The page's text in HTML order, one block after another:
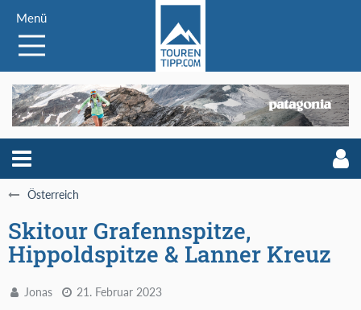
Menü
Österreich
Skitour Grafennspitze,
Hippoldspitze & Lanner Kreuz
Jonas 21. Februar 2023